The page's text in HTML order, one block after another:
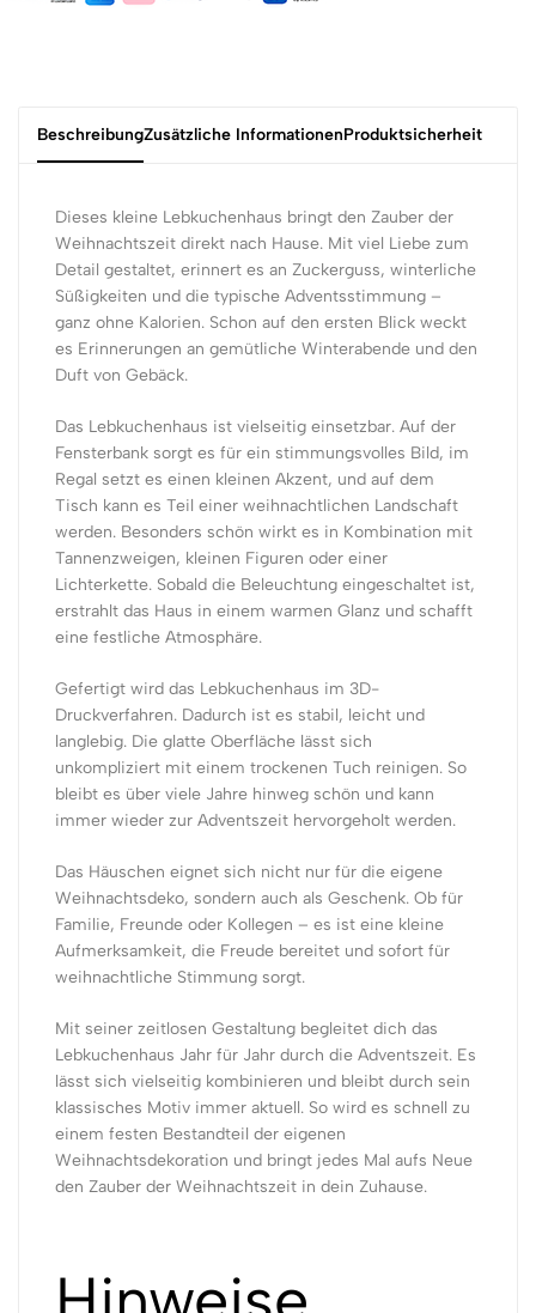
BeschreibungZusätzliche InformationenProduktsicherheit
Dieses kleine Lebkuchenhaus bringt den Zauber der
Weihnachtszeit direkt nach Hause. Mit viel Liebe zum
Detail gestaltet, erinnert es an Zuckerguss, winterliche
Süßigkeiten und die typische Adventsstimmung –
ganz ohne Kalorien. Schon auf den ersten Blick weckt
es Erinnerungen an gemütliche Winterabende und den
Duft von Gebäck.
Das Lebkuchenhaus ist vielseitig einsetzbar. Auf der
Fensterbank sorgt es für ein stimmungsvolles Bild, im
Regal setzt es einen kleinen Akzent, und auf dem
Tisch kann es Teil einer weihnachtlichen Landschaft
werden. Besonders schön wirkt es in Kombination mit
Tannenzweigen, kleinen Figuren oder einer
Lichterkette. Sobald die Beleuchtung eingeschaltet ist,
erstrahlt das Haus in einem warmen Glanz und schafft
eine festliche Atmosphäre.
Gefertigt wird das Lebkuchenhaus im 3D-
Druckverfahren. Dadurch ist es stabil, leicht und
langlebig. Die glatte Oberfläche lässt sich
unkompliziert mit einem trockenen Tuch reinigen. So
bleibt es über viele Jahre hinweg schön und kann
immer wieder zur Adventszeit hervorgeholt werden.
Das Häuschen eignet sich nicht nur für die eigene
Weihnachtsdeko, sondern auch als Geschenk. Ob für
Familie, Freunde oder Kollegen – es ist eine kleine
Aufmerksamkeit, die Freude bereitet und sofort für
weihnachtliche Stimmung sorgt.
Mit seiner zeitlosen Gestaltung begleitet dich das
Lebkuchenhaus Jahr für Jahr durch die Adventszeit. Es
lässt sich vielseitig kombinieren und bleibt durch sein
klassisches Motiv immer aktuell. So wird es schnell zu
einem festen Bestandteil der eigenen
Weihnachtsdekoration und bringt jedes Mal aufs Neue
den Zauber der Weihnachtszeit in dein Zuhause.